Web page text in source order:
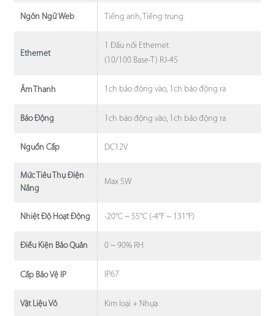
Ngôn Ngữ Web Tiếng anh, Tiếng trung
Ethernet
1 Đầu nối Ethernet
(10/100 Base-T) RJ-45
Âm Thanh 1ch báo động vào, 1ch báo động ra
Báo Động 1ch báo động vào, 1ch báo động ra
Nguồn Cấp DC12V
Mức Tiêu Thụ Điện
Năng
Max 5W
Nhiệt Độ Hoạt Động -20°C ~ 55°C (-4°F ~ 131°F)
Điều Kiện Bảo Quản 0 ~ 90% RH
Cấp Bảo Vệ IP IP67
Vật Liệu Vỏ Kim loại + Nhựa